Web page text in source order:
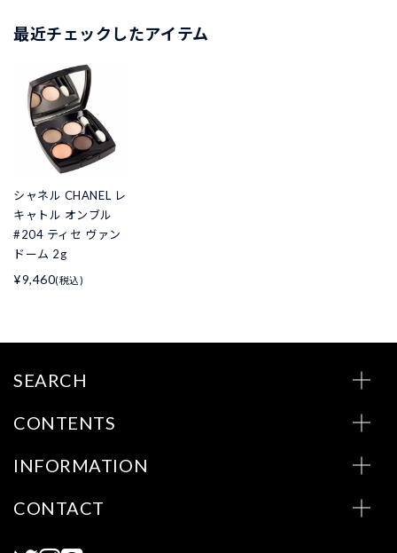
最近チェックしたアイテム
シャネル CHANEL レ
キャトル オンブル
#204 ティセ ヴァン
ドーム 2g
¥9,460(税込)
SEARCH
CONTENTS
INFORMATION
CONTACT